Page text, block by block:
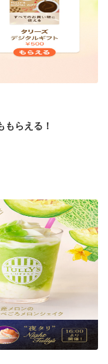
もらえる！
ギフト2,000円分を贈
トがもらえるキャン